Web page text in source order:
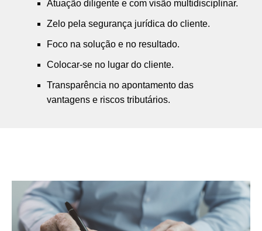
Atuação diligente e com visão multidisciplinar.
Zelo pela segurança jurídica do cliente.
Foco na solução e no resultado.
Colocar-se no lugar do cliente.
Transparência no apontamento das
vantagens e riscos tributários.